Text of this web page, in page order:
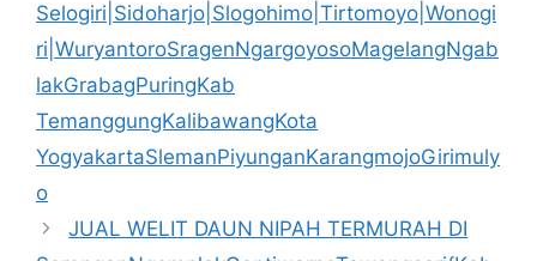
Selogiri|Sidoharjo|Slogohimo|Tirtomoyo|Wonogi
ri|WuryantoroSragenNgargoyosoMagelangNgab
lakGrabagPuringKab
TemanggungKalibawangKota
YogyakartaSlemanPiyunganKarangmojoGirimuly
o
JUAL WELIT DAUN NIPAH TERMURAH DI